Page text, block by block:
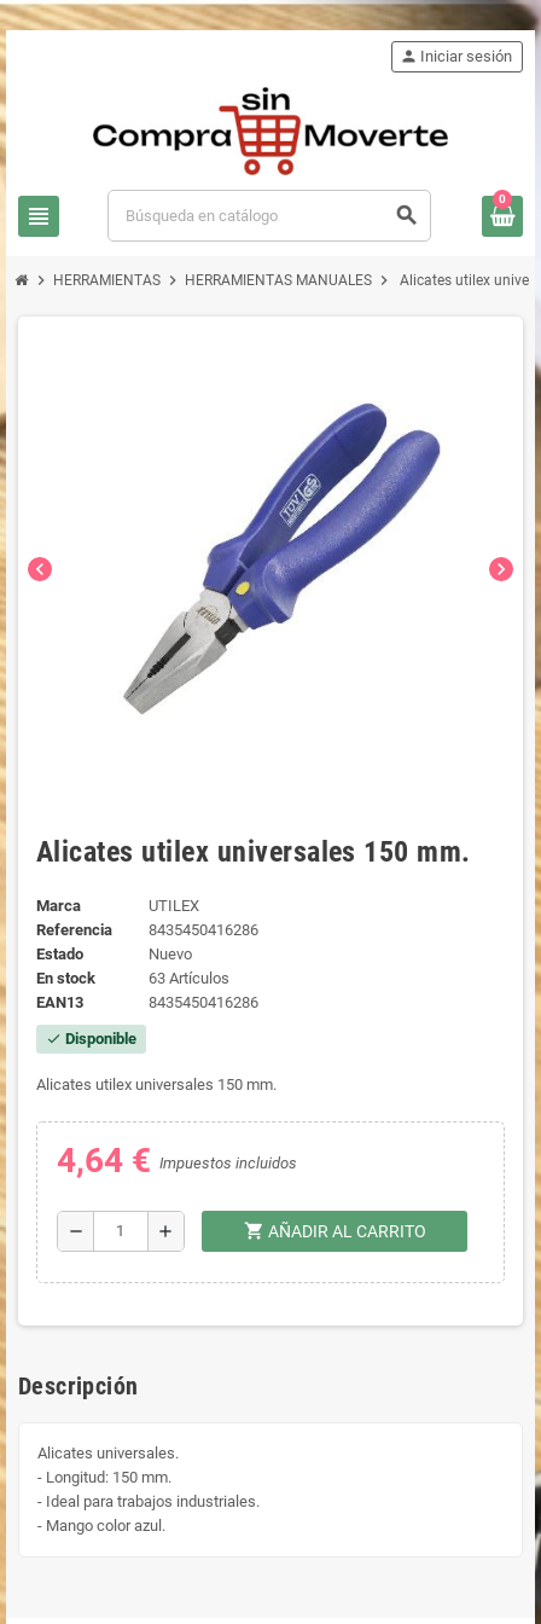
view_headline search
person Iniciar sesión
0
chevron_right HERRAMIENTAS chevron_right HERRAMIENTAS MANUALES chevron_right Alicates utilex
chevron_left chevron_right
Alicates utilex universales 150 mm.
Marca
UTILEX
Referencia
8435450416286
Estado
Nuevo
En stock
63 Artículos
EAN13
8435450416286
check Disponible
Alicates utilex universales 150 mm.
4,64 € Impuestos incluidos
remove add shopping_cart AÑADIR AL CARRITO
Descripción
Alicates universales.
- Longitud: 150 mm.
- Ideal para trabajos industriales.
- Mango color azul.